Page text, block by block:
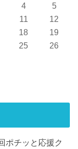
4
5
11
12
18
19
25
26
ポチッと応援ク